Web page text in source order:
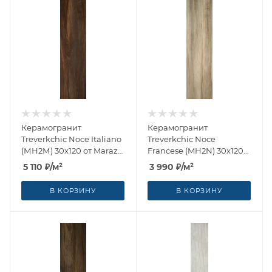
Керамогранит
Treverkchic Noce Italiano
(МН2М) 30x120 от Marazzi
Italy (Италия)
5 110 ₽/м²
В КОРЗИНУ
Керамогранит
Treverkchic Noce
Francese (MH2N) 30x120
от Marazzi Italy (Италия)
3 990 ₽/м²
В КОРЗИНУ